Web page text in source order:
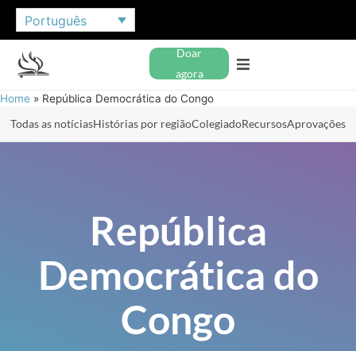
Português
Doar
agora
Home » República Democrática do Congo
Todas as notíciasHistórias por regiãoColegiadoRecursosAprovações
República
Democrática do
Congo